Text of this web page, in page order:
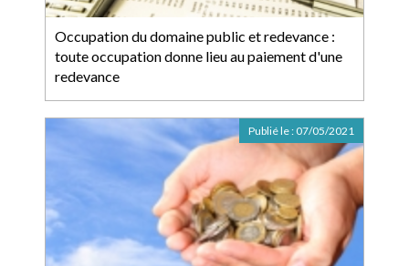
Occupation du domaine public et redevance :
toute occupation donne lieu au paiement d'une
redevance
Publié le : 07/05/2021